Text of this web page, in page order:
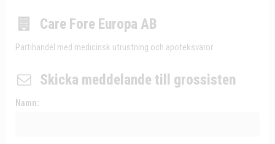
Care Fore Europa AB
Partihandel med medicinsk utrustning och apoteksvaror
Skicka meddelande till grossisten
Namn: